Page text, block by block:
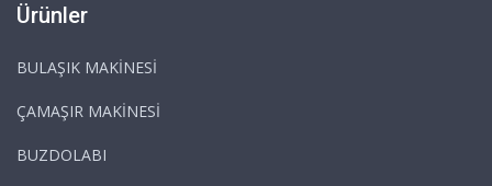
Ürünler
BULAŞIK MAKİNESİ
ÇAMAŞIR MAKİNESİ
BUZDOLABI